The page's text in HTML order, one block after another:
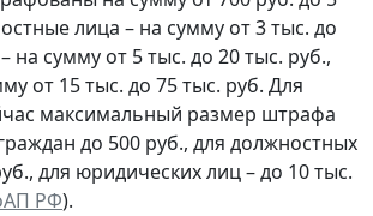
лица – на сумму от 3 тыс. до
на сумму от 5 тыс. до 20 тыс. руб.,
от 15 тыс. до 75 тыс. руб. Для
максимальный размер штрафа
до 500 руб., для должностных
для юридических лиц – до 10 тыс.
РФ).